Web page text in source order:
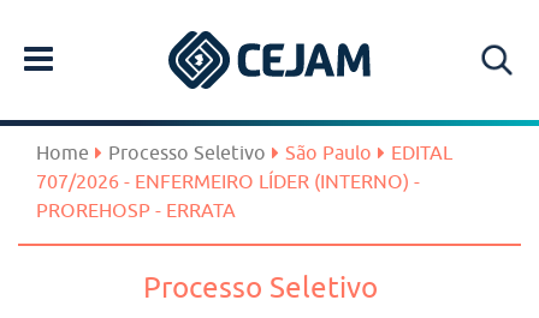
Home Processo Seletivo São Paulo
EDITAL
707/2026 - ENFERMEIRO LÍDER (INTERNO) -
PROREHOSP - ERRATA
Processo Seletivo